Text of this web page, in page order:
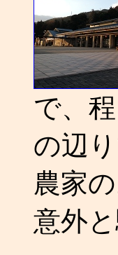
で、
の辺
農家
意外